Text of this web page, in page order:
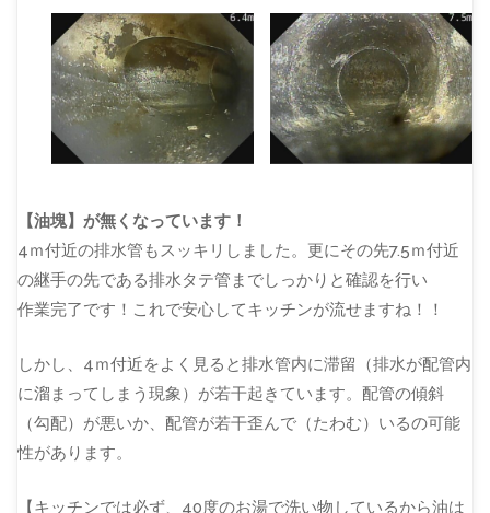
【油塊】が無くなっています！
4ｍ付近の排水管もスッキリしました。更にその先7.5ｍ付近
の継手の先である排水タテ管までしっかりと確認を行い
作業完了です！これで安心してキッチンが流せますね！！
しかし、4ｍ付近をよく見ると排水管内に滞留（排水が配管内
に溜まってしまう現象）が若干起きています。配管の傾斜
（勾配）が悪いか、配管が若干歪んで（たわむ）いるの可能
性があります。
【キッチンでは必ず、40度のお湯で洗い物しているから油は